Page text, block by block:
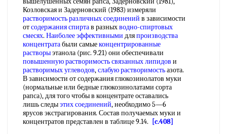
Козловская и Задерновский (1983) измеряли
растворимость различных соединений в зависимости
отсодержания спиртав разныхводно-спиртовых
смесях. Наиболее эффективными дляпроизводства
концентратабыли самыеконцентрированные
растворыэтанола (рис. 9.21) они обеспечивали
повышенную растворимостьсвязанных липидов и
растворимых углеводов,слабую растворимостьазота.
В зависимости от содержания глюкозинолатов муки
(нормальные или бедные глюкозинолатами сорта
рапса), для того чтобы в концентрате оставались
лишь следыэтих соединений, необходимо 5—6
ярусов экстрагирования. Состав получаемых муки и
концентратов представлен в таблице 9.14.
[c.408]